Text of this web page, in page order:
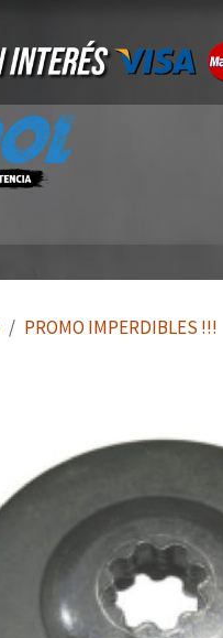
PROMO IMPERDIBLES !!!